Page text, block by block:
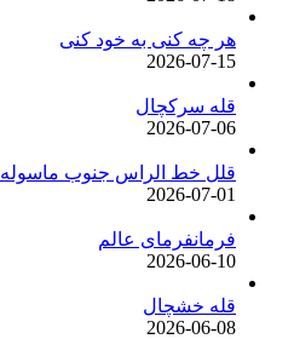
هر چه کنی به خود کنی
2026-07-15
قله سرکچال
2026-07-06
قلل خط الراس جنوب ماسوله
2026-07-01
فرمانفرمای عالم
2026-06-10
قله خشچال
2026-06-08